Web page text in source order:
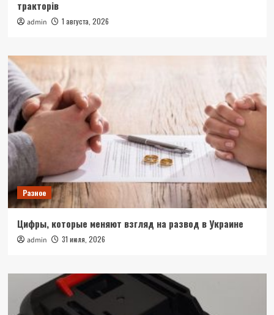
тракторів
admin 1 августа, 2026
Разное
Цифры, которые меняют взгляд на развод в Украине
admin 31 июля, 2026